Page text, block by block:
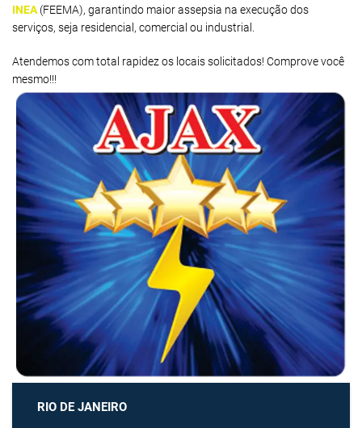
INEA (FEEMA), garantindo maior assepsia na execução dos
serviços, seja residencial, comercial ou industrial.
Atendemos com total rapidez os locais solicitados! Comprove você
mesmo!!!
RIO DE JANEIRO